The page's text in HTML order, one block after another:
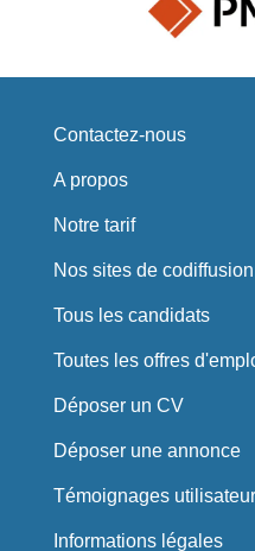
Contactez-nous
A propos
Notre tarif
Nos sites de codiffusion
Tous les candidats
Toutes les offres
Déposer un CV
Déposer une annonce
Témoignages
Informations légales